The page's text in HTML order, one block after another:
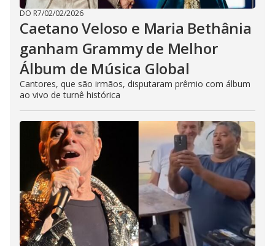
DO R7/02/02/2026
Caetano Veloso e Maria Bethânia
ganham Grammy de Melhor
Álbum de Música Global
Cantores, que são irmãos, disputaram prêmio com álbum
ao vivo de turnê histórica